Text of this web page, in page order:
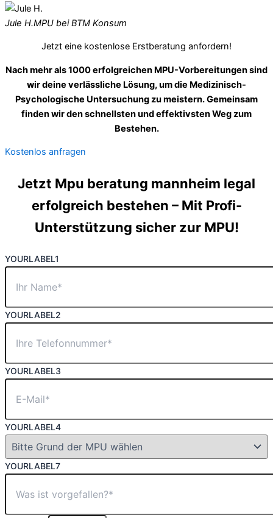
Jule H.MPU bei BTM Konsum
Jetzt eine kostenlose Erstberatung anfordern!
Nach mehr als 1000 erfolgreichen MPU-Vorbereitungen sind
wir deine verlässliche Lösung, um die Medizinisch-
Psychologische Untersuchung zu meistern. Gemeinsam
finden wir den schnellsten und effektivsten Weg zum
Bestehen.
Kostenlos anfragen
Jetzt Mpu beratung mannheim legal
erfolgreich bestehen – Mit Profi-
Unterstützung sicher zur MPU!
YOURLABEL1
YOURLABEL2
YOURLABEL3
YOURLABEL4
YOURLABEL7